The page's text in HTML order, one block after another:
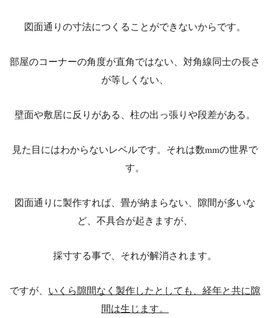
図面通りの寸法につくることができないからです。
部屋のコーナーの角度が直角ではない、対角線同士の長さ
が等しくない、
壁面や敷居に反りがある、柱の出っ張りや段差がある。
見た目にはわからないレベルです。それは数mmの世界で
す。
図面通りに製作すれば、畳が納まらない、隙間が多いな
ど、不具合が起きますが、
採寸する事で、それが解消されます。
ですが、 いくら隙間なく製作したとしても、経年と共に隙
間は生じます。